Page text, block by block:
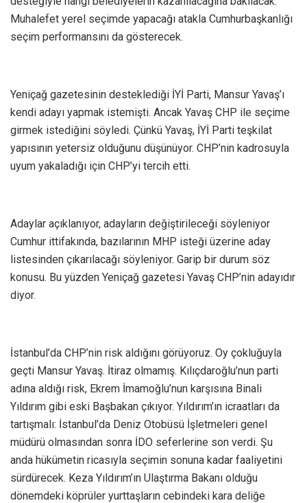
Muhalefet yerel seçimde yapacağı atakla Cumhurbaşkanlığı
seçim performansını da gösterecek.
Yeniçağ gazetesinin desteklediği İYİ Parti, Mansur Yavaş’ı
kendi adayı yapmak istemişti. Ancak Yavaş CHP ile seçime
girmek istediğini söyledi. Çünkü Yavaş, İYİ Parti teşkilat
yapısının yetersiz olduğunu düşünüyor. CHP’nin kadrosuyla
uyum yakaladığı için CHP’yi tercih etti.
Adaylar açıklanıyor, adayların değiştirileceği söyleniyor
Cumhur ittifakında, bazılarının MHP isteği üzerine aday
listesinden çıkarılacağı söyleniyor. Garip bir durum söz
konusu. Bu yüzden Yeniçağ gazetesi Yavaş CHP’nin adayıdır
diyor.
İstanbul’da CHP’nin risk aldığını görüyoruz. Oy çokluğuyla
geçti Mansur Yavaş. İtiraz olmamış. Kılıçdaroğlu’nun parti
adına aldığı risk, Ekrem İmamoğlu’nun karşısına Binali
Yıldırım gibi eski Başbakan çıkıyor. Yıldırım’ın icraatları da
tartışmalı: İstanbul’da Deniz Otobüsü İşletmeleri genel
müdürü olmasından sonra İDO seferlerine son verdi. Şu
anda hükümetin ricasıyla seçimin sonuna kadar faaliyetini
sürdürecek. Keza Yıldırım’ın Ulaştırma Bakanı olduğu
dönemdeki köprüler yurttaşların cebindeki kara deliğe